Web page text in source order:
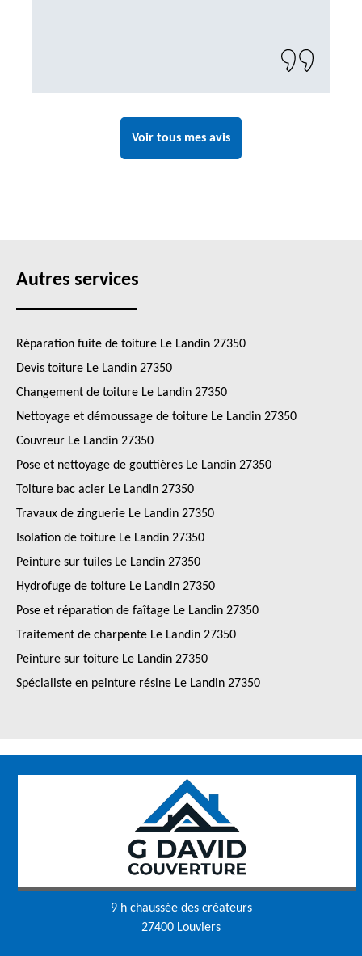
Voir tous mes avis
Autres services
Réparation fuite de toiture Le Landin 27350
Devis toiture Le Landin 27350
Changement de toiture Le Landin 27350
Nettoyage et démoussage de toiture Le Landin 27350
Couvreur Le Landin 27350
Pose et nettoyage de gouttières Le Landin 27350
Toiture bac acier Le Landin 27350
Travaux de zinguerie Le Landin 27350
Isolation de toiture Le Landin 27350
Peinture sur tuiles Le Landin 27350
Hydrofuge de toiture Le Landin 27350
Pose et réparation de faîtage Le Landin 27350
Traitement de charpente Le Landin 27350
Peinture sur toiture Le Landin 27350
Spécialiste en peinture résine Le Landin 27350
9 h chaussée des créateurs
27400 Louviers